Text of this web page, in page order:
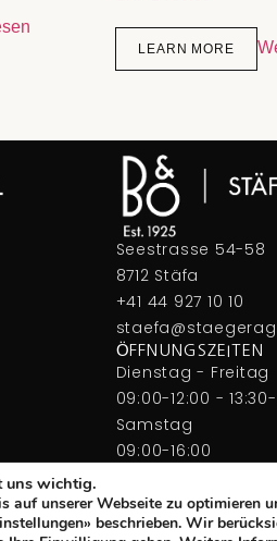
LEARN MORE
Seestrasse 54-58
8712 Stäfa
+41 44 927 10 10
ÖFFNUNGSZEITEN
Dienstag - Freitag
09:00-12:00 - 13:30-
Samstag
09:00-16:00
uns wichtig.
auf unserer Webseite zu optimieren
beschrieben. Wir